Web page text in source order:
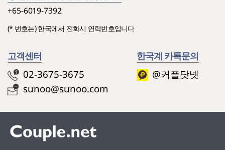
+65-6019-7392
(* 번호는) 한국에서 전화시 연락번호입니다
고객센터
02-3675-3675
sunoo@sunoo.com
한국계 카톡문의
@커플닷넷